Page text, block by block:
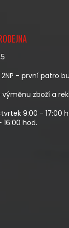
2NP - první patro
výměnu zboží a
9:00 - 17:00
hod.